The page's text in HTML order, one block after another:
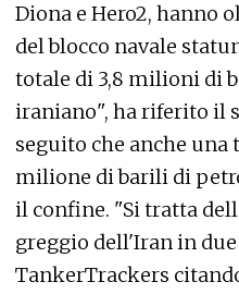
Diona e Hero2, hanno
del blocco navale
totale di 3,8 milioni di
iraniano", ha riferito il
seguito che anche una
milione di barili di
il confine. "Si tratta
greggio dell'Iran in
TankerTrackers